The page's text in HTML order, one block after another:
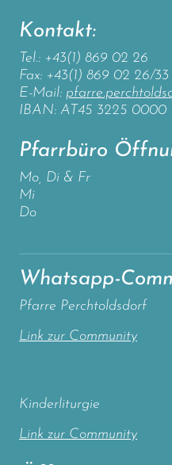
Kontakt:
Tel.: +43(1) 869 02 26
Fax: +43(1) 869 02 26/33
E-Mail:
IBAN: AT45 3225 0000
Pfarrbüro
Mo, Di & Fr
Mi
Do
Whatsapp-
Pfarre Perchtoldsdorf
Link zur Community
Kinderliturgie
Link zur Community